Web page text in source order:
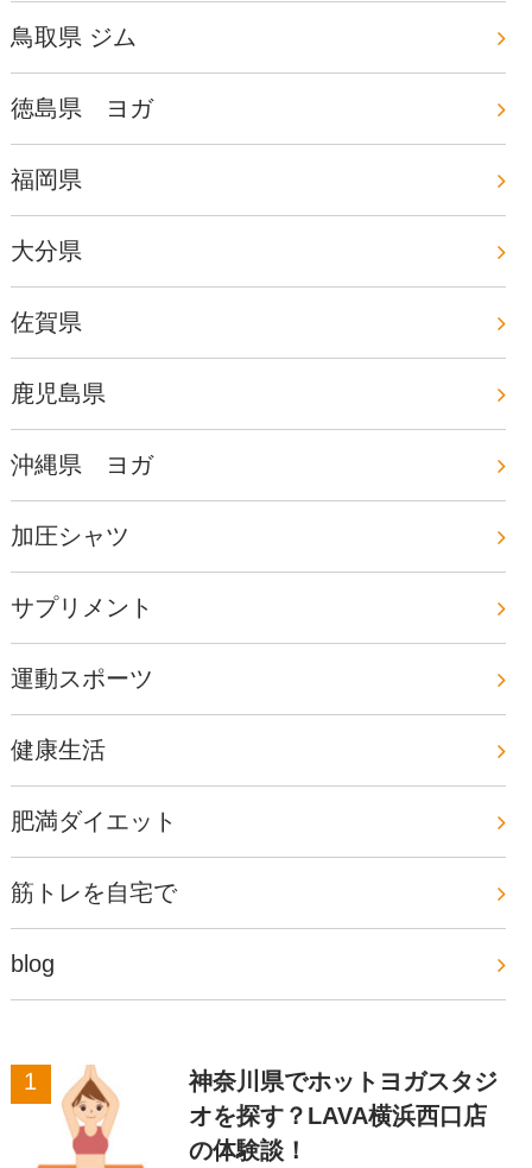
鳥取県 ジム
徳島県 ヨガ
福岡県
大分県
佐賀県
鹿児島県
沖縄県 ヨガ
加圧シャツ
サプリメント
運動スポーツ
健康生活
肥満ダイエット
筋トレを自宅で
blog
神奈川県でホットヨガスタジ
オを探す？LAVA横浜西口店
の体験談！